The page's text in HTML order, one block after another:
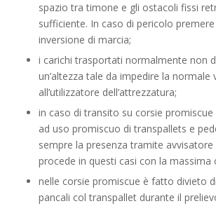
spazio tra timone e gli ostacoli fissi
sufficiente. In caso di pericolo
inversione di marcia;
i carichi trasportati normalmente non
un’altezza tale da impedire la normale
all’utilizzatore dell’attrezzatura;
in caso di transito su corsie
ad uso promiscuo di transpallets e
sempre la presenza tramite avvisatore
procede in questi casi con la massima
nelle corsie promiscue è fatto divieto
pancali col transpallet durante il